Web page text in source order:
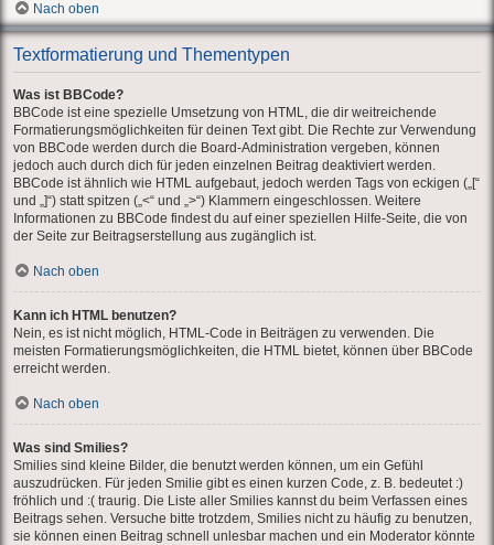
Nach oben
Textformatierung und Thementypen
Was ist BBCode?
BBCode ist eine spezielle Umsetzung von HTML, die dir weitreichende
Formatierungsmöglichkeiten für deinen Text gibt. Die Rechte zur Verwendung
von BBCode werden durch die Board-Administration vergeben, können
jedoch auch durch dich für jeden einzelnen Beitrag deaktiviert werden.
BBCode ist ähnlich wie HTML aufgebaut, jedoch werden Tags von eckigen („[“
und „]“) statt spitzen („<“ und „>“) Klammern eingeschlossen. Weitere
Informationen zu BBCode findest du auf einer speziellen Hilfe-Seite, die von
der Seite zur Beitragserstellung aus zugänglich ist.
Nach oben
Kann ich HTML benutzen?
Nein, es ist nicht möglich, HTML-Code in Beiträgen zu verwenden. Die
meisten Formatierungsmöglichkeiten, die HTML bietet, können über BBCode
erreicht werden.
Nach oben
Was sind Smilies?
Smilies sind kleine Bilder, die benutzt werden können, um ein Gefühl
auszudrücken. Für jeden Smilie gibt es einen kurzen Code, z. B. bedeutet :)
fröhlich und :( traurig. Die Liste aller Smilies kannst du beim Verfassen eines
Beitrags sehen. Versuche bitte trotzdem, Smilies nicht zu häufig zu benutzen,
sie können einen Beitrag schnell unlesbar machen und ein Moderator könnte